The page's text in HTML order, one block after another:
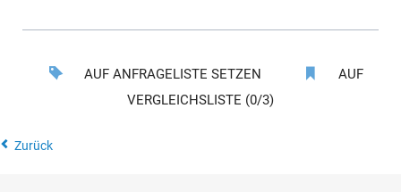
AUF ANFRAGELISTE SETZEN
AUF
VERGLEICHSLISTE (0/3)
Zurück